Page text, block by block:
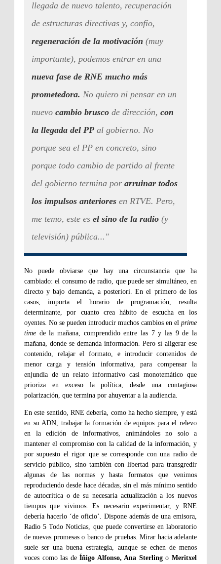
llegada de nuevo talento, recuperación
de estructuras directivas y, confío,
regeneración de la motivación (muy
importante), podemos entrar en una
nueva fase de RNE mucho más
prometedora. No quiero ni pensar en un
nuevo cambio brusco de dirección, con
la llegada del PP al gobierno. No
porque sea el PP en concreto, sino
porque todo cambio de partido al frente
del gobierno termina por arruinar todos
los impulsos anteriores en RTVE. Pero,
me temo, este es el sino de la radio (y
televisión) pública..."
No puede obviarse que hay una circunstancia que ha
cambiado: el consumo de radio, que puede ser simultáneo, en
directo y bajo demanda, a posteriori. En el primero de los
casos, importa el horario de programación, resulta
determinante, por cuanto crea hábito de escucha en los
oyentes. No se pueden introducir muchos cambios en el prime
time de la mañana, comprendido entre las 7 y las 9 de la
mañana, donde se demanda información. Pero sí aligerar ese
contenido, relajar el formato, e introducir contenidos de
menor carga y tensión informativa, para compensar la
enjundia de un relato informativo casi monotemático que
prioriza en exceso la política, desde una contagiosa
polarización, que termina por ahuyentar a la audiencia.
En este sentido, RNE debería, como ha hecho siempre, y está
en su ADN, trabajar la formación de equipos para el relevo
en la edición de informativos, animándoles no solo a
mantener el compromiso con la calidad de la información, y
por supuesto el rigor que se corresponde con una radio de
servicio público, sino también con libertad para transgredir
algunas de las normas y hasta formatos que venimos
reproduciendo desde hace décadas, sin el más mínimo sentido
de autocrítica o de su necesaria actualización a los nuevos
tiempos que vivimos. Es necesario experimentar, y RNE
debería hacerlo ‘de oficio’. Dispone además de una emisora,
Radio 5 Todo Noticias, que puede convertirse en laboratorio
de nuevas promesas o banco de pruebas. Mirar hacia adelante
suele ser una buena estrategia, aunque se echen de menos
voces como las deÍñigo Alfonso, Ana Sterlingo Meritxel